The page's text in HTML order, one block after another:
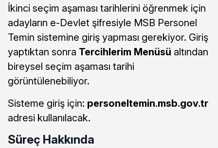
İkinci seçim aşaması tarihlerini öğrenmek için
adayların e-Devlet şifresiyle MSB Personel
Temin sistemine giriş yapması gerekiyor. Giriş
yaptıktan sonra Tercihlerim Menüsü altından
bireysel seçim aşaması tarihi
görüntülenebiliyor.
Sisteme giriş için: personeltemin.msb.gov.tr
adresi kullanılacak.
Süreç Hakkında